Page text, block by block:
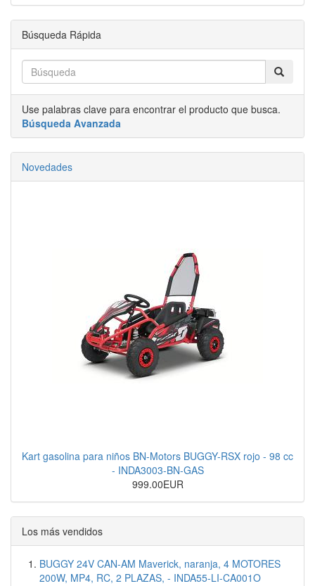
Búsqueda Rápida
Use palabras clave para encontrar el producto que busca.
Búsqueda Avanzada
Novedades
Kart gasolina para niños BN-Motors BUGGY-RSX rojo - 98 cc
- INDA3003-BN-GAS
999.00EUR
Los más vendidos
BUGGY 24V CAN-AM Maverick, naranja, 4 MOTORES
200W, MP4, RC, 2 PLAZAS, - INDA55-LI-CA001O